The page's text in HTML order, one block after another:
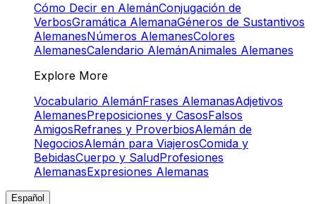
Cómo Decir en AlemánConjugación de
VerbosGramática AlemanaGéneros de Sustantivos
AlemanesNúmeros AlemanesColores
AlemanesCalendario AlemánAnimales Alemanes
Explore More
Vocabulario AlemánFrases AlemanasAdjetivos
AlemanesPreposiciones y CasosFalsos
AmigosRefranes y ProverbiosAlemán de
NegociosAlemán para ViajerosComida y
BebidasCuerpo y SaludProfesiones
AlemanasExpresiones Alemanas
Español